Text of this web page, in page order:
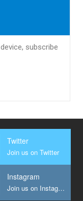
subscribe
Twitter
Join us on Twitter
Instagram
Join us on Instagram